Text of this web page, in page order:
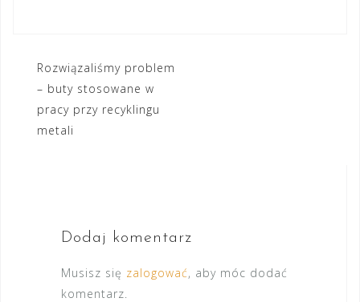
Nawigacja
wpisu
Rozwiązaliśmy problem
– buty stosowane w
pracy przy recyklingu
metali
Dodaj komentarz
Musisz się zalogować, aby móc dodać
komentarz.